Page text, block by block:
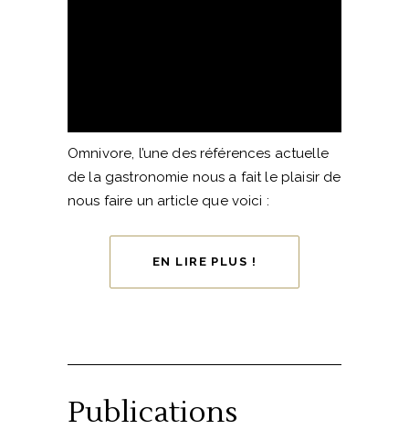
Omnivore, l’une des références actuelle
de la gastronomie nous a fait le plaisir de
nous faire un article que voici :
EN LIRE PLUS !
Publications